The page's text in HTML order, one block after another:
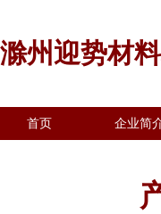
滁州迎势材
首页 企业简